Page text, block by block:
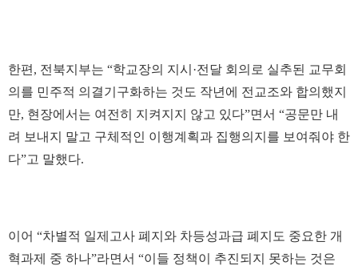
한편, 전북지부는 “학교장의 지시·전달 회의로 실추된 교무회
의를 민주적 의결기구화하는 것도 작년에 전교조와 합의했지
만, 현장에서는 여전히 지켜지지 않고 있다”면서 “공문만 내
려 보내지 말고 구체적인 이행계획과 집행의지를 보여줘야 한
다”고 말했다.
이어 “차별적 일제고사 폐지와 차등성과급 폐지도 중요한 개
혁과제 중 하나”라면서 “이들 정책이 추진되지 못하는 것은